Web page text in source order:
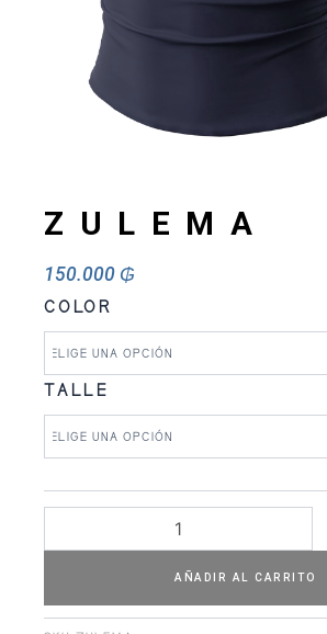
ZULEMA
150.000 ₲
COLOR
TALLE
ZULEMA
AÑADIR AL CARRITO